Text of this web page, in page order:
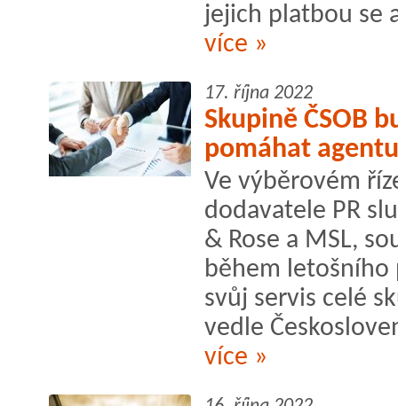
jejich platbou se
více »
17. října 2022
Skupině ČSOB
pomáhat
Ve výběrovém
dodavatele PR
& Rose a MSL,
během letošního
svůj servis celé
vedle
více »